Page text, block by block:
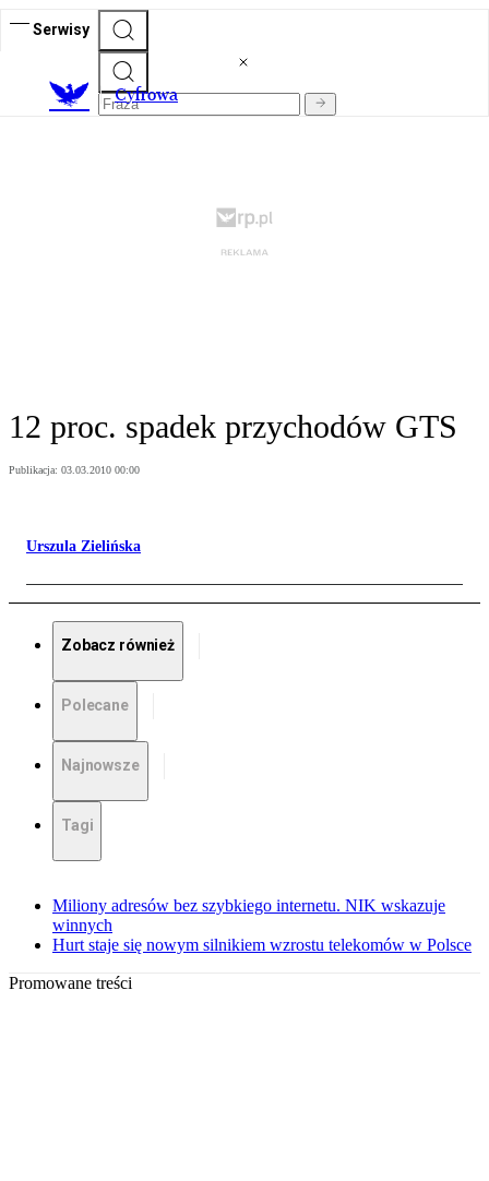
Serwisy
Cyfrowa
12 proc. spadek przychodów GTS
Publikacja: 03.03.2010 00:00
Urszula Zielińska
Zobacz również
Polecane
Najnowsze
Tagi
Miliony adresów bez szybkiego internetu. NIK wskazuje
winnych
Hurt staje się nowym silnikiem wzrostu telekomów w Polsce
Promowane treści